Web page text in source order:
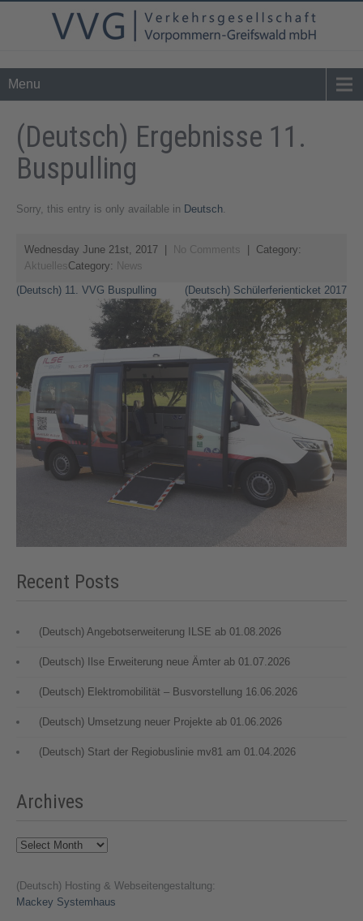
Tel. 0 39 76 - 24 02 - 0info@vvg-bus.de
Menu
(Deutsch) Ergebnisse 11.
Buspulling
Sorry, this entry is only available in Deutsch.
Wednesday June 21st, 2017 No Comments
| Category:
AktuellesCategory: News
Post
navigation
(Deutsch) 11. VVG Buspulling (Deutsch) Schülerferienticket 2017
Recent Posts
(Deutsch) Angebotserweiterung ILSE ab 01.08.2026
(Deutsch) Ilse Erweiterung neue Ämter ab 01.07.2026
(Deutsch) Elektromobilität – Busvorstellung 16.06.2026
(Deutsch) Umsetzung neuer Projekte ab 01.06.2026
(Deutsch) Start der Regiobuslinie mv81 am 01.04.2026
Archives
Archives
(Deutsch) Hosting & Webseitengestaltung:
Mackey Systemhaus